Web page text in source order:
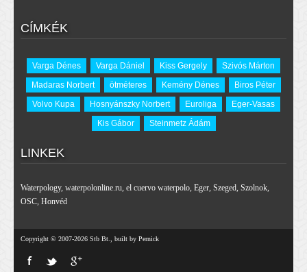
CÍMKÉK
Varga Dénes Varga Dániel Kiss Gergely
Szivós Márton
Madaras Norbert
ötméteres Kemény Dénes
Biros Péter
Volvo Kupa
Hosnyánszky Norbert Euroliga
Eger-Vasas
Kis Gábor
Steinmetz Ádám
LINKEK
Waterpology, waterpolonline.ru, el cuervo waterpolo, Eger, Szeged, Szolnok,
OSC, Honvéd
Copyright © 2007-2026 Stb Bt., built by Pernick